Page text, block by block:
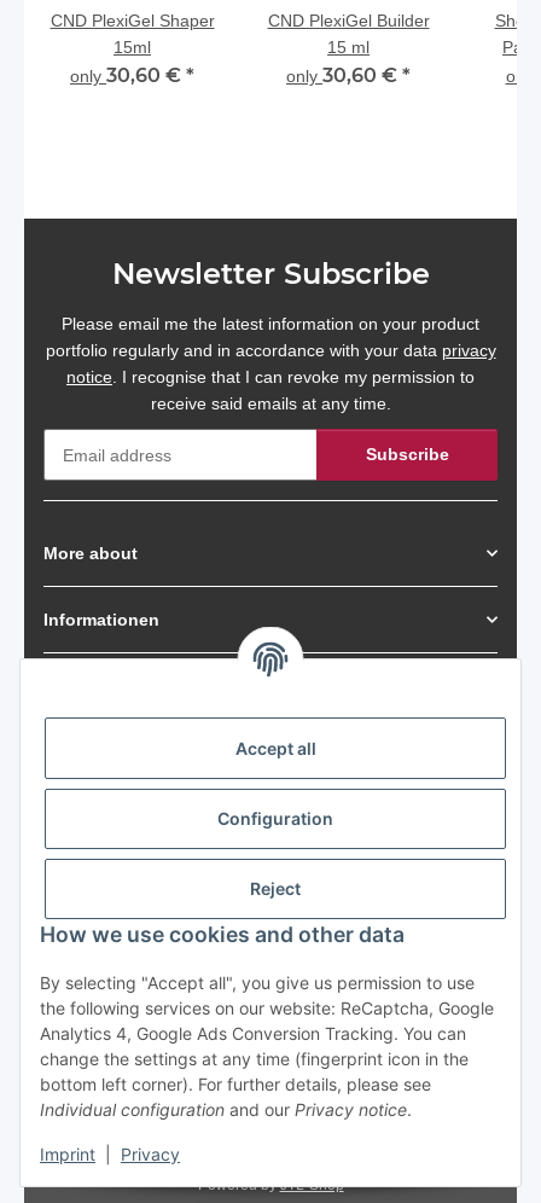
Accept all
Configuration
Reject
How we use cookies and other data
By selecting "Accept all", you give us permission to use
the following services on our website: ReCaptcha, Google
Analytics 4, Google Ads Conversion Tracking. You can
change the settings at any time (fingerprint icon in the
bottom left corner). For further details, please see
Individual configuration and our Privacy notice.
Imprint Privacy
CND PlexiGel Shaper
15ml
only 30,60 € *
CND PlexiGel Builder
15 ml
only 30,60 € *
only
Newsletter Subscribe
Please email me the latest information on your product
portfolio regularly and in accordance with your data privacy
notice. I recognise that I can revoke my permission to
receive said emails at any time.
Subscribe
More about
Informationen
* All prices incl. VAT, plusshipping fees
© Zoga Beauty Group GmbH
Powered byJTL-Shop